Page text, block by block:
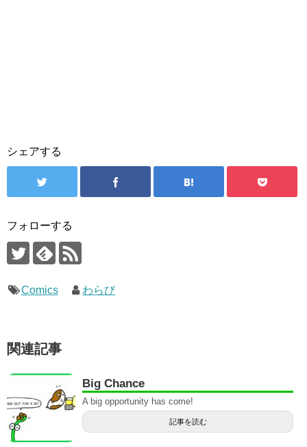
シェアする
フォローする
Comics わらび
関連記事
Big Chance
A big opportunity has come!
記事を読む